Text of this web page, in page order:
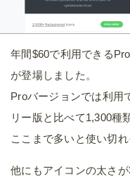
年間$60で利用できる
が登場しました。
Proバージョンでは利用
リー版と比べて1,300種
ここまで多いと使い切
他にもアイコンの太さ